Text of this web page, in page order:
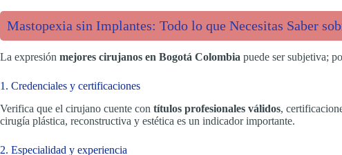
Mastopexia sin Implantes: Todo lo que Necesitas Saber
La expresión mejores cirujanos en Bogotá Colombia puede ser subjetiva;
1. Credenciales y certificaciones
Verifica que el cirujano cuente con títulos profesionales válidos,
cirugía plástica, reconstructiva y estética es un indicador importante.
2. Especialidad y experiencia